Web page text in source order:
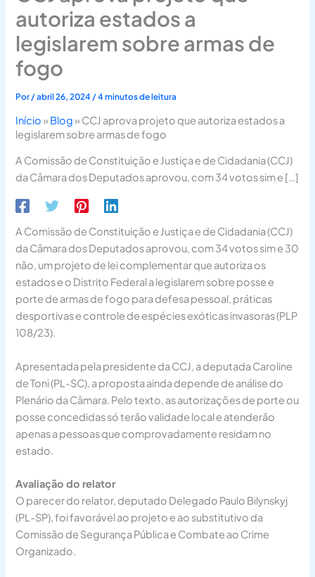
autoriza estados a
legislarem sobre armas de
fogo
Por/abril 26, 2024 /4 minutos de leitura
Início» Blog» CCJ aprova projeto que autoriza estados a
legislarem sobre armas de fogo
A Comissão de Constituição e Justiça e de Cidadania (CCJ)
da Câmara dos Deputados aprovou, com 34 votos sim e […]
A Comissão de Constituição e Justiça e de Cidadania (CCJ)
da Câmara dos Deputados aprovou, com 34 votos sim e 30
não, um projeto de lei complementar que autoriza os
estados e o Distrito Federal a legislarem sobre posse e
porte de armas de fogo para defesa pessoal, práticas
desportivas e controle de espécies exóticas invasoras (PLP
108/23).
Apresentada pela presidente da CCJ, a deputada Caroline
de Toni (PL-SC), a proposta ainda depende de análise do
Plenário da Câmara. Pelo texto, as autorizações de porte ou
posse concedidas só terão validade local e atenderão
apenas a pessoas que comprovadamente residam no
estado.
Avaliação do relator
O parecer do relator, deputado Delegado Paulo Bilynskyj
(PL-SP), foi favorável ao projeto e ao substitutivo da
Comissão de Segurança Pública e Combate ao Crime
Organizado.